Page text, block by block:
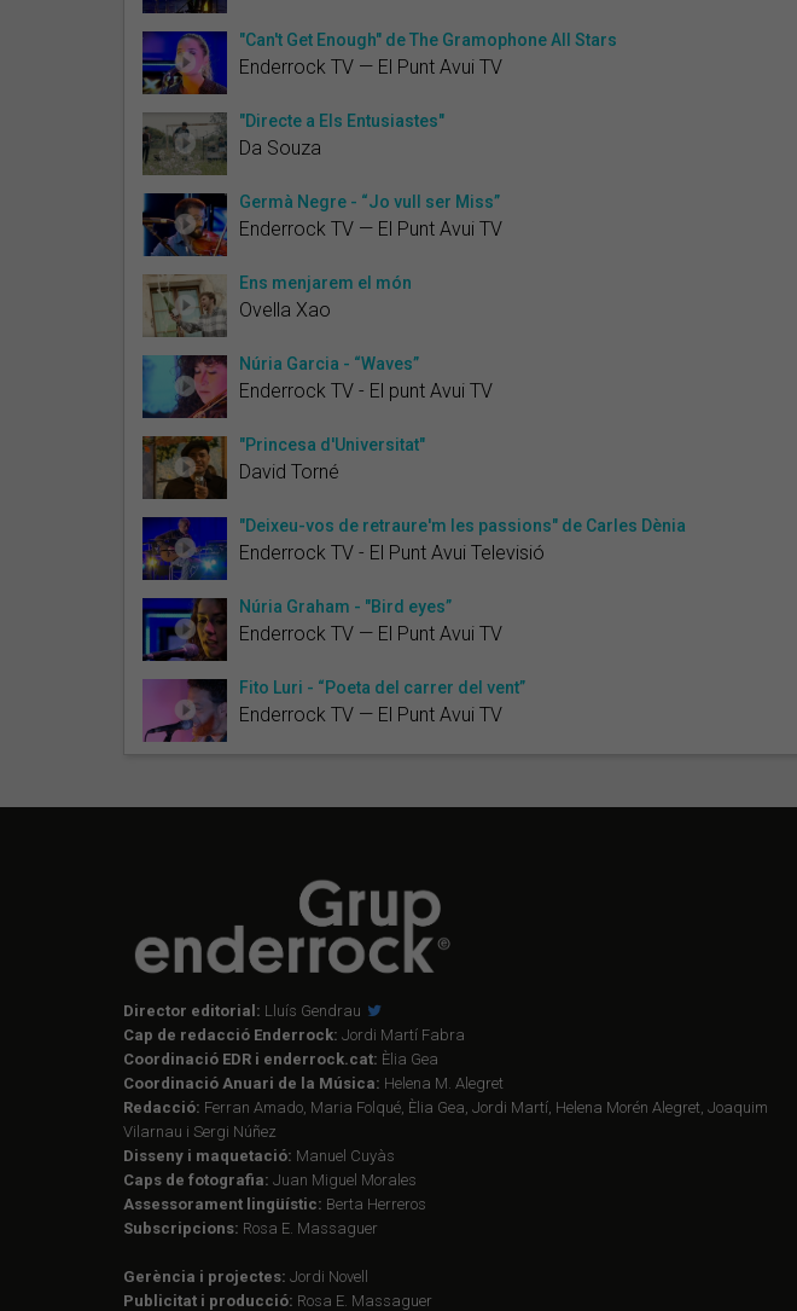
"Can't Get Enough" de The Gramophone All Stars
Enderrock TV — El Punt Avui TV
"Directe a Els Entusiastes"
Da Souza
Germà Negre - “Jo vull ser Miss”
Enderrock TV — El Punt Avui TV
Ens menjarem el món
Ovella Xao
Núria Garcia - “Waves”
Enderrock TV - El punt Avui TV
"Princesa d'Universitat"
David Torné
"Deixeu-vos de retraure'm les passions" de Carles Dènia
Enderrock TV - El Punt Avui Televisió
Núria Graham - "Bird eyes”
Enderrock TV — El Punt Avui TV
Fito Luri - “Poeta del carrer del vent”
Enderrock TV — El Punt Avui TV
Director editorial: Lluís Gendrau
Cap de redacció Enderrock: Jordi Martí Fabra
Coordinació EDR i enderrock.cat: Èlia Gea
Coordinació Anuari de la Música: Helena M. Alegret
Redacció: Ferran Amado, Maria Folqué, Èlia Gea, Jordi Martí, Helena Morén Alegret, Joaquim
Vilarnau i Sergi Núñez
Disseny i maquetació: Manuel Cuyàs
Caps de fotografia: Juan Miguel Morales
Assessorament lingüístic: Berta Herreros
Subscripcions: Rosa E. Massaguer
Gerència i projectes: Jordi Novell
Publicitat i producció: Rosa E. Massaguer